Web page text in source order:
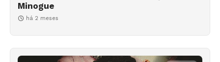
Minogue
há 2 meses